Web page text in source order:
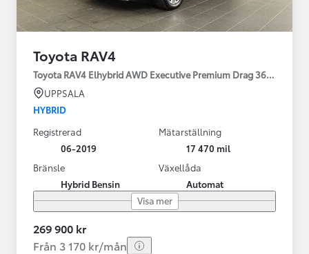
Toyota RAV4
Toyota RAV4 Elhybrid AWD Executive Premium Drag 360-kamera
UPPSALA
HYBRID
Registrerad
06-2019
Mätarställning
17 470 mil
Bränsle
Hybrid Bensin
Växellåda
Automat
Visa mer
269 900 kr
Från 3 170 kr/mån